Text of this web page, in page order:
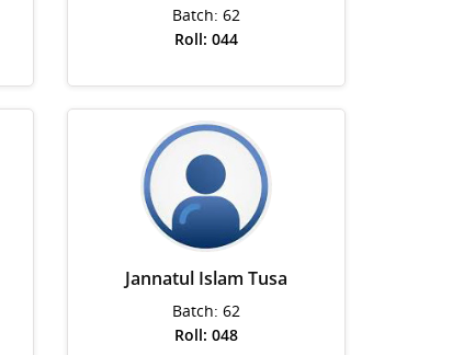
Batch: 62
Roll: 044
Jannatul Islam Tusa
Batch: 62
Roll: 048